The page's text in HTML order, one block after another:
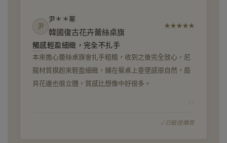
尹
尹＊＊蓁
韓國復古花卉蕾絲桌旗
★★★★★
觸感輕盈細緻，完全不扎手
本來擔心蕾絲桌旗會扎手粗糙，收到之後完全放心，尼
龍材質摸起來輕盈細緻，鋪在餐桌上垂墜感很自然，扇
貝花邊也很立體，質感比想像中好很多。
已驗證購買